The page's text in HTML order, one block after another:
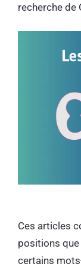
recherche de
Ces articles
positions
certains